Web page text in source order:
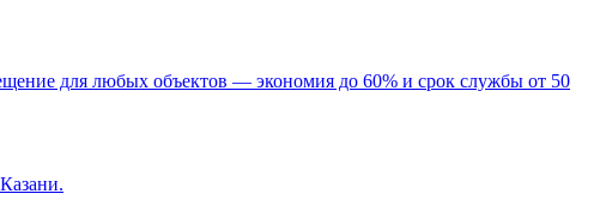
для любых объектов — экономия до 60% и срок службы от 50
.